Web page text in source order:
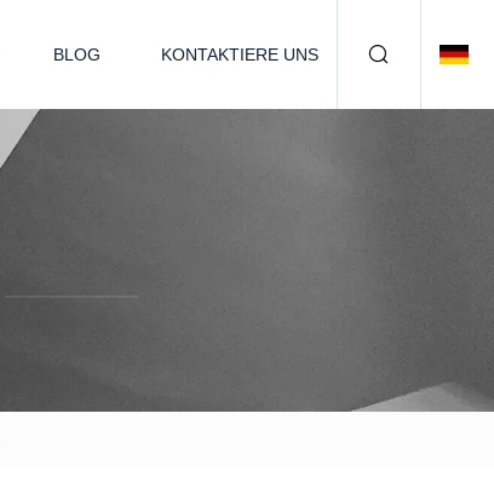
BLOG KONTAKTIERE UNS